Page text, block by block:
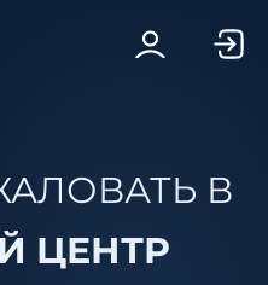
В
ЦЕНТР